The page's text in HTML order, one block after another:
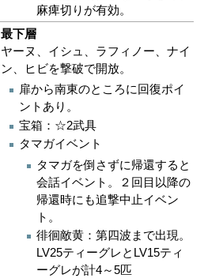
麻痺切りが有効。
最下層
ヤーヌ、イシュ、ラフィノー、ナイ
ン、ヒビを撃破で開放。
扉から南東のところに回復ポイ
ントあり。
宝箱：☆2武具
タマガイベント
タマガを倒さずに帰還すると
会話イベント。２回目以降の
帰還時にも追撃中止イベン
ト。
徘徊敵黄：第四波まで出現。
LV25ティーグレとLV15ティ
ーグレが計4～5匹